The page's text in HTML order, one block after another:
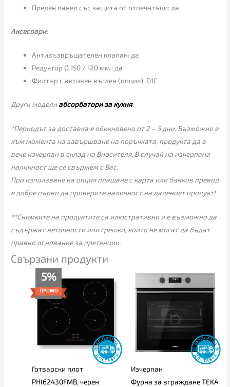
Преден панел със защита от отпечатъци: да
Аксесоари:
Антивъзвръщателен клапан: да
Редуктор Ø 150 / 120 мм.: да
Филтър с активен въглен (опция): D1C
Други моделиабсорбатори за кухня
*Периодът за доставка е обикновено от 2 – 5 дни. Възможно е
към момента на завършване на поръчката, продукта да е
вече изчерпан в склад на Вносителя. В случай на изчерпана
наличност ще се свържем с Вас.
При използване на опция плащане с карта или банков превод
е добре първо да проверите наличност на даденият продукт!
**Снимките на продуктите са илюстративни и е възможно да
съдържат неточности или грешки, които не могат да бъдат
правно основание за претенции.
Свързани продукти
5%
ПРОМО
Готварски плот
PHI62430FMB, черен
price
was:
329.00€.
цена
е:
312.00€.
Изчерпан
Фурна за вграждане TEKA